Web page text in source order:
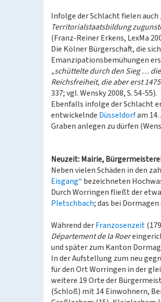
Infolge der Schlacht fielen auch
Territorialstaatsbildung
(Franz-Reiner Erkens, LexMa
Die Kölner Bürgerschaft, die
Emanzipationsbemühungen
„schüttelte durch den Sieg …
Reichsfreiheit, die aber erst
337; vgl. Wensky 2008, S. 54-55).
Ebenfalls infolge der Schlacht
entwickelnde Düsseldorfam
Graben anlegen zu dürfen
Neuzeit: Mairie,
Neben vielen Schäden in den
Eisgang“ bezeichneten
Durch Worringen fließt der
Pletschbach; das bei
Während derFranzosenzeit
Département de la Roer
und später zum Kanton
In der Aufstellung zum neu
für den Ort Worringen in der
weitere 19 Orte der
(Schloß) mit 14 Einwohnern,